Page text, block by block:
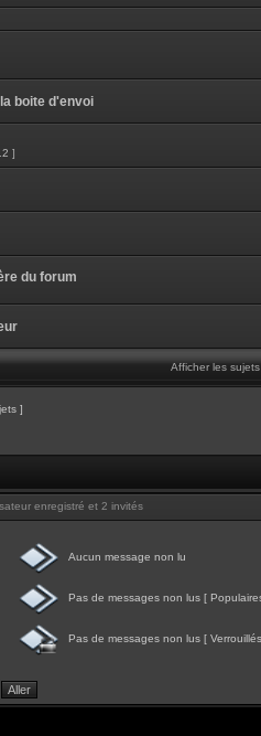
boite d'envoi
]
du forum
Afficher les
]
enregistré et 2 invités
Aucun message non lu
Pas de messages non lus [
Pas de messages non lus [